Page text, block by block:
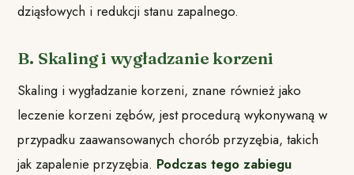
dziąsłowych i redukcji stanu zapalnego.
B. Skaling i wygładzanie korzeni
Skaling i wygładzanie korzeni, znane również jako
leczenie korzeni zębów, jest procedurą wykonywaną w
przypadku zaawansowanych chorób przyzębia, takich
jak zapalenie przyzębia. Podczas tego zabiegu